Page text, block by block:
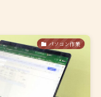
パソコン作業